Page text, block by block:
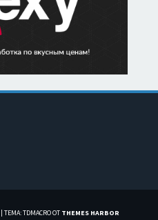
ТЕМА: TDMACRO ОТ THEMES HARBOR